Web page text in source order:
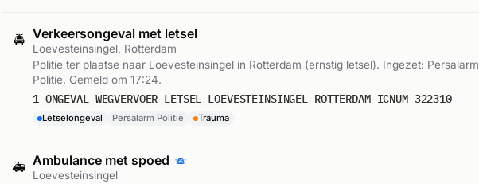
🚔 Verkeersongeval met letsel
Loevesteinsingel, Rotterdam
Politie ter plaatse naar Loevesteinsingel in Rotterdam (ernstig letsel). Ingezet: Persalarm
Politie. Gemeld om 17:24.
1 ONGEVAL WEGVERVOER LETSEL LOEVESTEINSINGEL ROTTERDAM ICNUM 322310
Letselongeval Persalarm Politie Trauma
🚑 Ambulance met spoed
Loevesteinsingel